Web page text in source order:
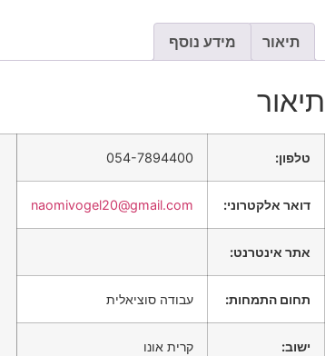
תיאור מידע נוסף
תיאור
טלפון: 054-7894400
דואר אלקטרוני: naomivogel20@gmail.com
אתר אינטרנט:
תחום התמחות: עבודה סוציאלית
ישוב: קרית אונו